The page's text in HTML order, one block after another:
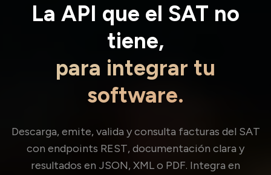
La API que el SAT no
tiene,
para integrar tu
software.
Descarga, emite, valida y consulta facturas del SAT
con endpoints REST, documentación clara y
resultados en JSON, XML o PDF. Integra en